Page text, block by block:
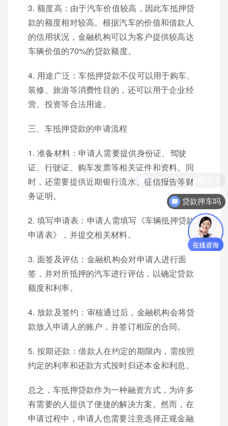
3. 额度高：由于汽车价值较高，因此车抵押贷
款的额度相对较高。根据汽车的价值和借款人
的信用状况，金融机构可以为客户提供较高达
车辆价值的70%的贷款额度。
4. 用途广泛：车抵押贷款不仅可以用于购车、
装修、旅游等消费性目的，还可以用于企业经
营、投资等合法用途。
三、车抵押贷款的申请流程
1. 准备材料：申请人需要提供身份证、驾驶
证、行驶证、购车发票等相关证件和资料。同
时，还需要提供近期银行流水、征信报告等财
务证明。
2. 填写申请表：申请人需填写《车辆抵押贷款
申请表》，并提交相关材料。
3. 面签及评估：金融机构会对申请人进行面
签，并对所抵押的汽车进行评估，以确定贷款
额度和利率。
4. 放款及签约：审核通过后，金融机构会将贷
款放入申请人的账户，并签订相应的合同。
5. 按期还款：借款人在约定的期限内，需按照
约定的利率和还款方式按时归还本金和利息。
总之，车抵押贷款作为一种融资方式，为许多
有需要的人提供了便捷的解决方案。然而，在
申请过程中，申请人也需要注意选择正规金融
贷款押车吗
现在有优惠活动么？